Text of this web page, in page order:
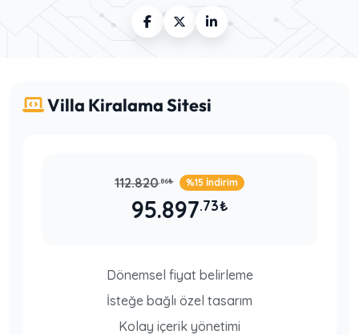
Villa Kiralama Sitesi
112.820 .86₺ %15 İndirim
95.897.73₺
Dönemsel fiyat belirleme
İsteğe bağlı özel tasarım
Kolay içerik yönetimi